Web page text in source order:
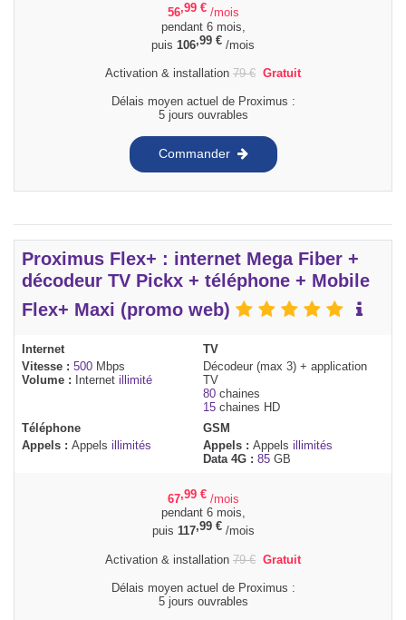
56,99 € /mois
pendant 6 mois,
puis 106,99 € /mois
Activation & installation 79€ Gratuit
Délais moyen actuel de Proximus :
5 jours ouvrables
Commander
Proximus Flex+ : internet Mega Fiber +
décodeur TV Pickx + téléphone + Mobile
Flex+ Maxi (promo web)
Internet
Vitesse : 500 Mbps
Volume :
Internet illimité
TV
Décodeur (max 3) + application
TV
80 chaines
15 chaines HD
Téléphone
Appels : Appels illimités
GSM
Appels : Appels illimités
Data 4G : 85 GB
67,99 € /mois
pendant 6 mois,
puis 117,99 €/mois
Activation & installation 79€ Gratuit
Délais moyen actuel de Proximus :
5 jours ouvrables